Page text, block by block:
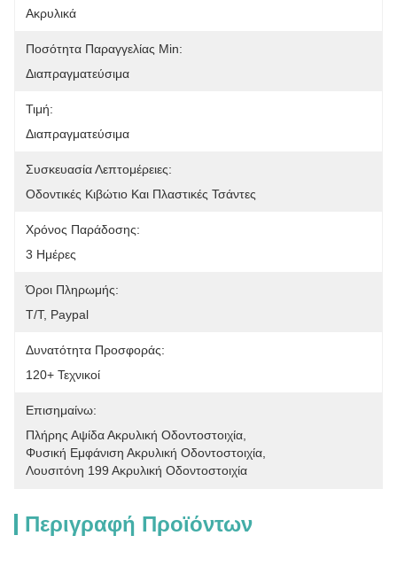
Ακρυλικά
Ποσότητα Παραγγελίας Min:
Διαπραγματεύσιμα
Τιμή:
Διαπραγματεύσιμα
Συσκευασία Λεπτομέρειες:
Οδοντικές Κιβώτιο Και Πλαστικές Τσάντες
Χρόνος Παράδοσης:
3 Ημέρες
Όροι Πληρωμής:
T/T, Paypal
Δυνατότητα Προσφοράς:
120+ Τεχνικοί
Επισημαίνω:
Πλήρης Αψίδα Ακρυλική Οδοντοστοιχία
Φυσική Εμφάνιση Ακρυλική Οδοντοστοιχία
Λουσιτόνη 199 Ακρυλική Οδοντοστοιχία
Περιγραφή Προϊόντων